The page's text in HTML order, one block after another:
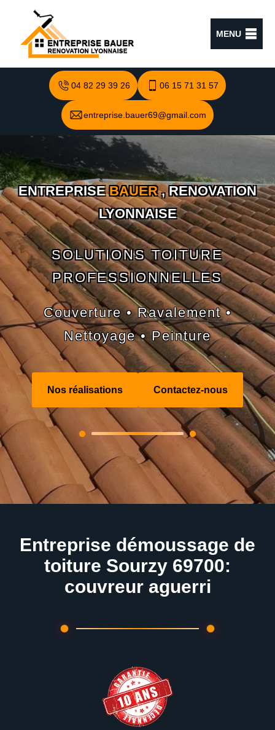
MENU
04 82 29 39 26 06 15 71 31 57
entreprise.bauer69@gmail.com
ENTREPRISEBAUER, RENOVATION
LYONNAISE
SOLUTIONS TOITURE
PROFESSIONNELLES
Couverture • Ravalement •
Nettoyage • Peinture
Nos réalisations Contactez-nous
Entreprise démoussage de
toiture Sourzy 69700:
couvreur aguerri